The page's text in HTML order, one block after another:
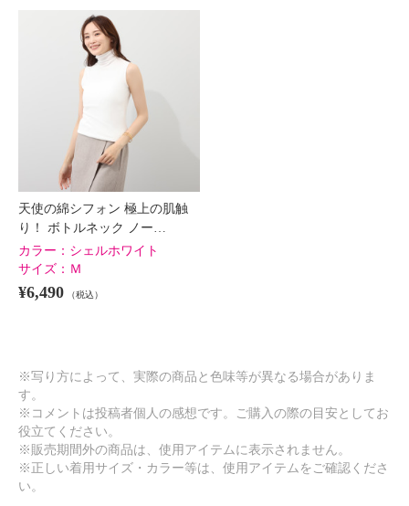
天使の綿シフォン 極上の肌触
り！ ボトルネック ノー…
カラー： シェルホワイト
サイズ： Ｍ
¥6,490 （税込）
※写り方によって、実際の商品と色味等が異なる場合がありま
す。
※コメントは投稿者個人の感想です。ご購入の際の目安としてお
役立てください。
※販売期間外の商品は、使用アイテムに表示されません。
※正しい着用サイズ・カラー等は、使用アイテムをご確認くださ
い。